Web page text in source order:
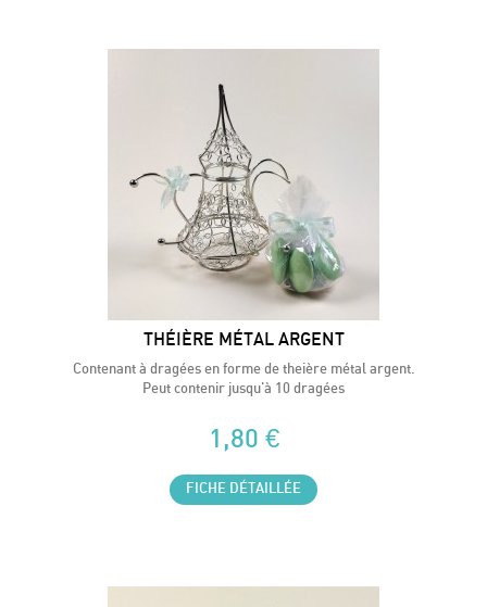
THÉIÈRE MÉTAL ARGENT
Contenant à dragées en forme de theière métal argent.
Peut contenir jusqu'à 10 dragées
1,80 €
FICHE DÉTAILLÉE